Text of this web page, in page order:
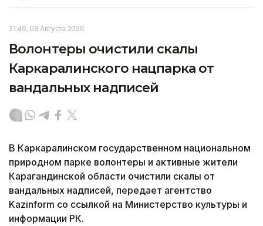
21:46, 08 Августа 2026
Волонтеры очистили скалы
Каркаралинского нацпарка от
вандальных надписей
В Каркаралинском государственном национальном
природном парке волонтеры и активные жители
Карагандинской области очистили скалы от
вандальных надписей, передает агентство
Kazinform со ссылкой на Министерство культуры и
информации РК.